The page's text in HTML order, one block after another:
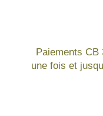
Paiements CB
une fois et